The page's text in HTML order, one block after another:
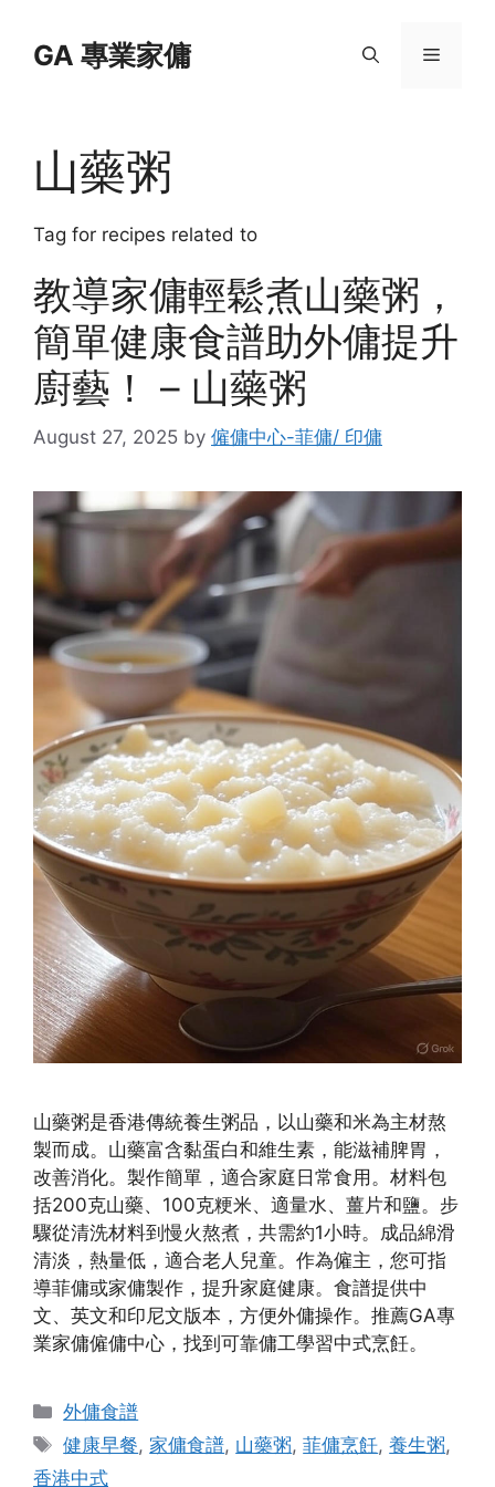
contentGA 專業家傭 Menu
山藥粥
Tag for recipes related to
教導家傭輕鬆煮山藥粥，
簡單健康食譜助外傭提升
廚藝！ – 山藥粥
August 27, 2025 by 僱傭中心-菲傭/ 印傭
山藥粥是香港傳統養生粥品，以山藥和米為主材熬
製而成。山藥富含黏蛋白和維生素，能滋補脾胃，
改善消化。製作簡單，適合家庭日常食用。材料包
括200克山藥、100克粳米、適量水、薑片和鹽。步
驟從清洗材料到慢火熬煮，共需約1小時。成品綿滑
清淡，熱量低，適合老人兒童。作為僱主，您可指
導菲傭或家傭製作，提升家庭健康。食譜提供中
文、英文和印尼文版本，方便外傭操作。推薦GA專
業家傭僱傭中心，找到可靠傭工學習中式烹飪。
Categories
外傭食譜
Tags
健康早餐, 家傭食譜, 山藥粥,菲傭烹飪,養生粥,
香港中式